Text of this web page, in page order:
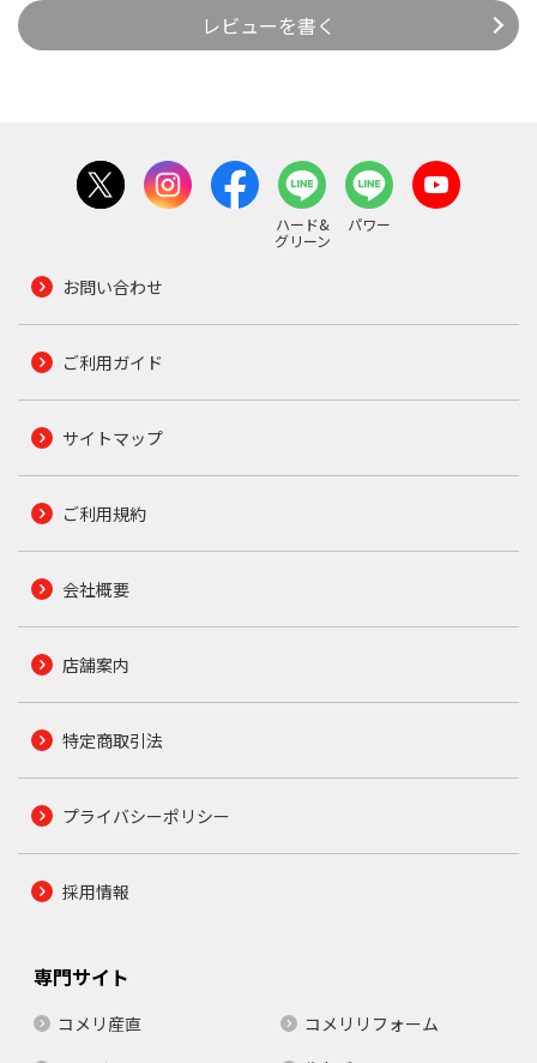
レビューを書く
ハード&
グリーン
パワー
お問い合わせ
ご利用ガイド
サイトマップ
ご利用規約
会社概要
店舗案内
特定商取引法
プライバシーポリシー
採用情報
専門サイト
コメリ産直
コメリリフォーム